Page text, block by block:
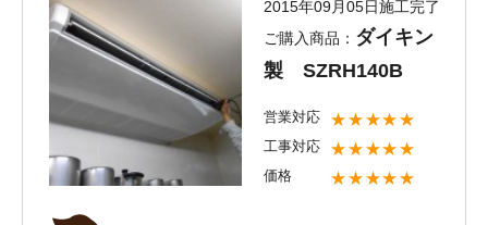
で協力して頂き、ありがとうございま
弊社、スピードには自信がありますの
で、機会がありましたらご連絡、お待
ちしております。
2015年09月05日施工完了
ご購入商品： ダイキン
製 SZRH140B
営業対応 ★★★★★
工事対応 ★★★★★
価格 ★★★★★